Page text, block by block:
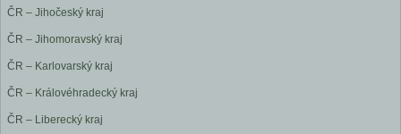
ČR – Jihočeský kraj
ČR – Jihomoravský kraj
ČR – Karlovarský kraj
ČR – Královéhradecký kraj
ČR – Liberecký kraj